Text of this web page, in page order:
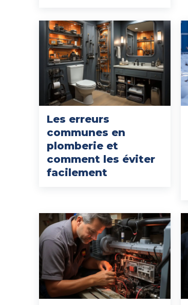
Les erreurs
communes en
plomberie et
comment les éviter
facilement